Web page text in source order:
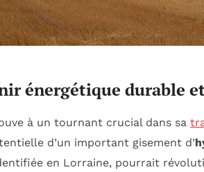
énergétique durable
à un tournant crucial dans sa
d’un important gisement d’
en Lorraine, pourrait